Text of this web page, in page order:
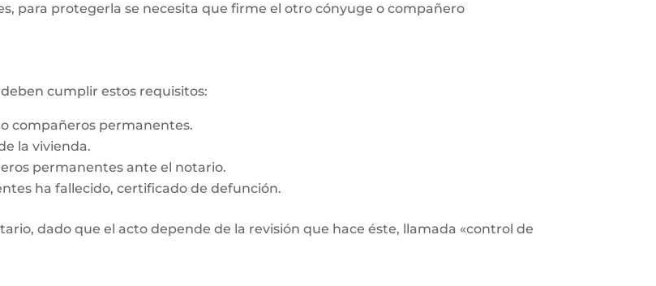
para protegerla se necesita que firme el otro cónyuge o compañero
cumplir estos requisitos:
compañeros permanentes.
la vivienda.
permanentes ante el notario.
ha fallecido, certificado de defunción.
dado que el acto depende de la revisión que hace éste, llamada «control de